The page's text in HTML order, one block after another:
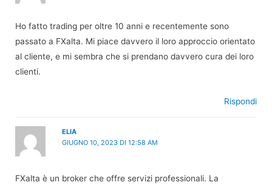
Ho fatto trading per oltre 10 anni e recentemente sono
passato a FXalta. Mi piace davvero il loro approccio orientato
al cliente, e mi sembra che si prendano davvero cura dei loro
clienti.
Rispondi
ELIA
GIUGNO 10, 2023 DI 12:58 AM
FXalta è un broker che offre servizi professionali. La